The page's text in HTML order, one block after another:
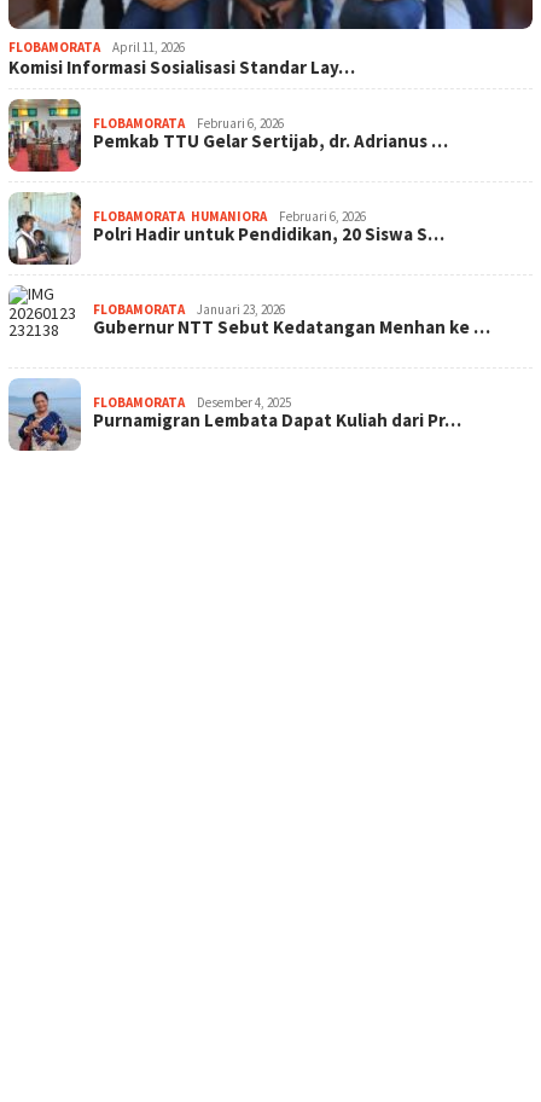
FLOBAMORATA April 11, 2026
Komisi Informasi Sosialisasi Standar Lay…
FLOBAMORATA Februari 6, 2026
Pemkab TTU Gelar Sertijab, dr. Adrianus …
FLOBAMORATA, HUMANIORA Februari 6, 2026
Polri Hadir untuk Pendidikan, 20 Siswa S…
FLOBAMORATA Januari 23, 2026
Gubernur NTT Sebut Kedatangan Menhan ke …
FLOBAMORATA Desember 4, 2025
Purnamigran Lembata Dapat Kuliah dari Pr…